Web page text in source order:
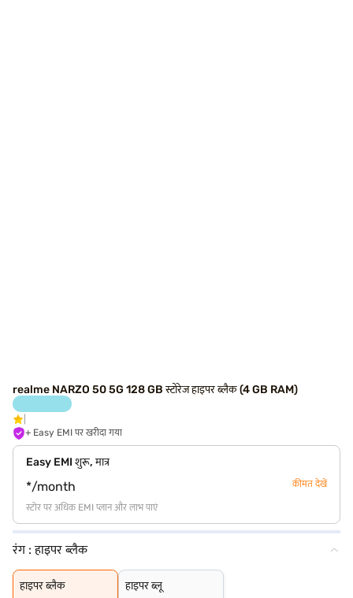
realme NARZO 50 5G 128 GB स्टोरेज हाइपर ब्लैक (4 GB RAM)
+ Easy EMI पर खरीदा गया
Easy EMI शुरू, मात्र
*/month कीमत देखें
स्टोर पर अधिक EMI प्लान और लाभ पाएं
रंग :हाइपर ब्लैक
हाइपर ब्लैक
हाइपर ब्लैक
हाइपर ब्लू
हाइपर ब्लू